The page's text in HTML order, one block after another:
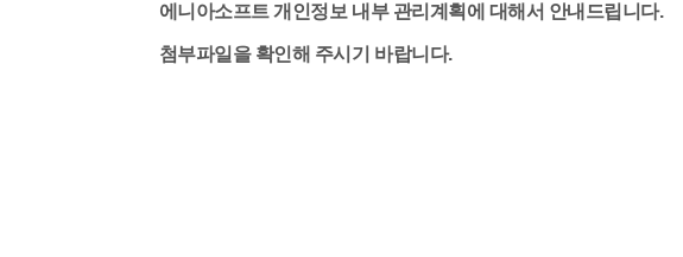
에니아소프트 개인정보 내부 관리계획에 대해서 안내드립니다.
첨부파일을 확인해 주시기 바랍니다.